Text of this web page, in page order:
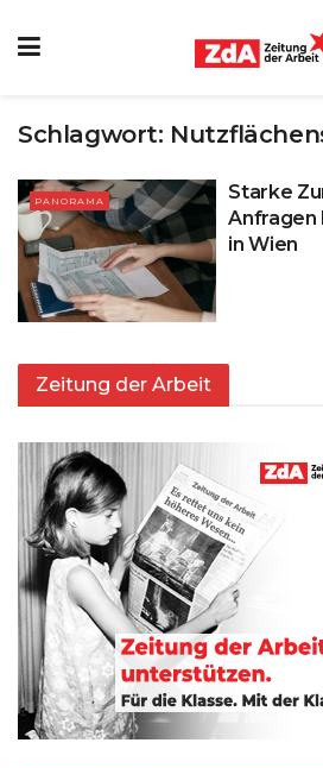
Schlagwort:
PANORAMA
Starke
Anfragen
in Wien
Zeitung der Arbeit